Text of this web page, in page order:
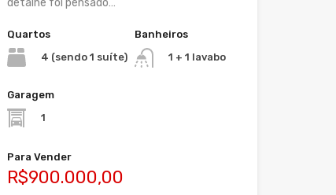
detalhe foi pensado…
Quartos
4 (sendo 1 suíte)
Banheiros
1 + 1 lavabo
Garagem
1
Para Vender
R$900.000,00